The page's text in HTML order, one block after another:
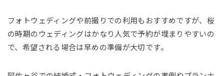
フォトウェディングや前撮りでの利用もおすすめですが、桜
の時期のウェディングはかなり人気で予約が埋まりやすいの
で、希望される場合は早めの準備が大切です。